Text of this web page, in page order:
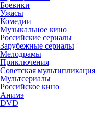
Боевики
Ужасы
Комедии
Музыкальное кино
Российские сериалы
Зарубежные сериалы
Мелодрамы
Приключения
Советская мультипликация
Мультсериалы
Российское кино
Анимэ
DVD